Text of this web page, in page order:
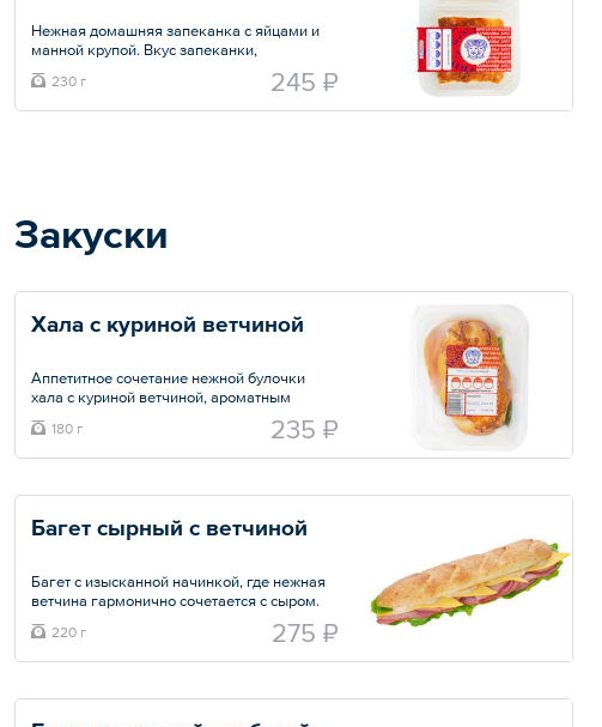
Нежная домашняя запеканка с яйцами и
манной крупой. Вкус запеканки,
подается со сметаной. Рекомендуется
разогреть. Обратите внимание, что при
230 г 245 ₽
Закуски
Хала с куриной ветчиной
Аппетитное сочетание нежной булочки
хала с куриной ветчиной, ароматным
соусом на основе майонеза и соуса
сладкого чили. Салат романо и
маринованные огурцы добавляют
180 г 235 ₽
Багет сырный с ветчиной
Багет с изысканной начинкой, где нежная
ветчина гармонично сочетается с сыром.
Особую пикантность придает авторский
соус на основе майонеза с нотками манго и
пряного карри, а хрустящие листья романо
220 г 275 ₽